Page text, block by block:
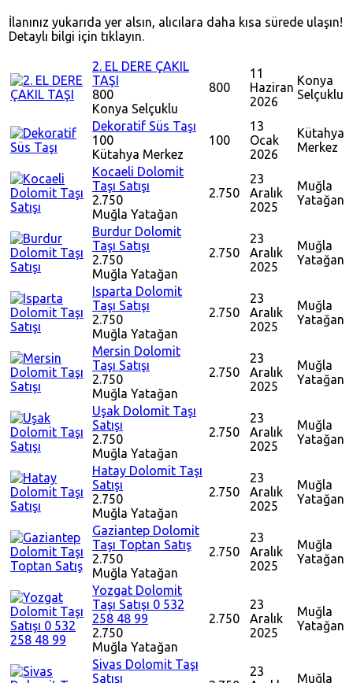
İlanınız yukarıda yer alsın, alıcılara daha kısa sürede ulaşın!
Detaylı bilgi için tıklayın.
2. EL DERE ÇAKIL
TAŞI
800
Konya Selçuklu
800
11
Haziran
2026
Konya
Selçuklu
Dekoratif Süs Taşı
100
Kütahya Merkez
100
13
Ocak
2026
Kütahya
Merkez
Kocaeli Dolomit
Taşı Satışı
2.750
Muğla Yatağan
2.750
23
Aralık
2025
Muğla
Yatağan
Burdur Dolomit
Taşı Satışı
2.750
Muğla Yatağan
2.750
23
Aralık
2025
Muğla
Yatağan
Isparta Dolomit
Taşı Satışı
2.750
Muğla Yatağan
2.750
23
Aralık
2025
Muğla
Yatağan
Mersin Dolomit
Taşı Satışı
2.750
Muğla Yatağan
2.750
23
Aralık
2025
Muğla
Yatağan
Uşak Dolomit Taşı
Satışı
2.750
Muğla Yatağan
2.750
23
Aralık
2025
Muğla
Yatağan
Hatay Dolomit Taşı
Satışı
2.750
Muğla Yatağan
2.750
23
Aralık
2025
Muğla
Yatağan
Gaziantep Dolomit
Taşı Toptan Satış
2.750
Muğla Yatağan
2.750
23
Aralık
2025
Muğla
Yatağan
Yozgat Dolomit
Taşı Satışı 0 532
258 48 99
2.750
Muğla Yatağan
2.750
23
Aralık
2025
Muğla
Yatağan
Sivas Dolomit Taşı
Satışı
23
Muğla